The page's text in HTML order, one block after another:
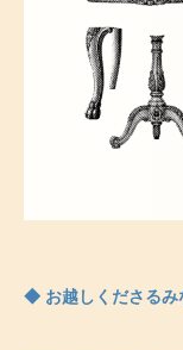
◆ お越しくださるみ